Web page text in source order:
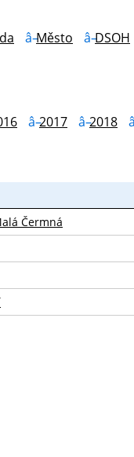
Město DSOH
2017 2018
Čermná